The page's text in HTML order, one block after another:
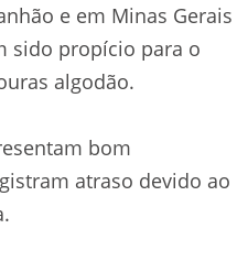
e em Minas Gerais
sido propício para o
algodão.
bom
atraso devido ao